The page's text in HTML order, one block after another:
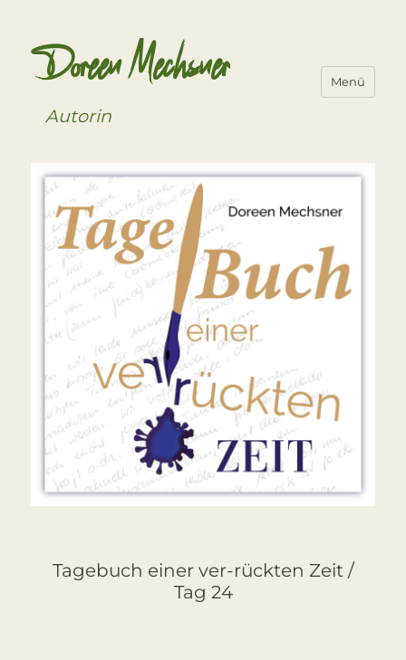
Doreen Mechsner
Autorin
Menü
Tagebuch einer ver-rückten Zeit /
Tag 24